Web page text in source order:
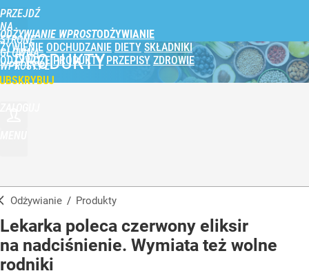
PRZEJDŹ
NA
STRONĘ
GŁÓWNĄ
WPROST.PL
ODŻYWIANIE WPROST
ŻYWIENIE ODCHUDZANIE DIETY SKŁADNIKI
ODŻYWCZE PRODUKTY PRZEPISY ZDROWIE
PRODUKTY
Odżywianie / Produkty
Lekarka poleca czerwony eliksir
na nadciśnienie. Wymiata też wolne
rodniki